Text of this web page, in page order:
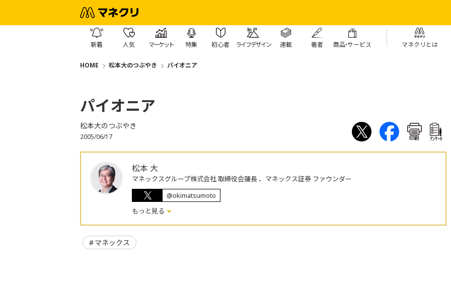
新着 人気 マーケット 特集 初心者 ライフデザイン 連載 著者 商品・サービス マネクリとは
HOME 松本大のつぶやき パイオニア
パイオニア
松本大のつぶやき
2005/06/17 印刷 ｱﾝｹｰﾄ
松本 大
マネックスグループ株式会社 取締役会議長 、マネックス証券 ファウンダー
@okimatsumoto
もっと見る
マネックス